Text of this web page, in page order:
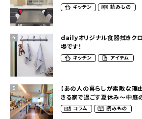
ドカウンター)】
キッチン 読みもの
4
dailyオリジナル食器拭きクロ
場です！
キッチン アイテム
5
【あの人の暮らしが素敵な理
きる家で過ごす夏休み〜中庭
（yume_2700さん）
コラム 読みもの